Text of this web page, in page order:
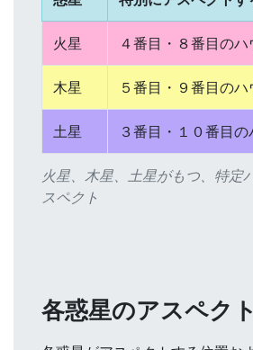
火星、木星、土星がもつ、特定
スペクト
火星 ４番目・８番目のハ
木星 ５番目・９番目のハ
土星 ３番目・１０番目の
各惑星のアスペク